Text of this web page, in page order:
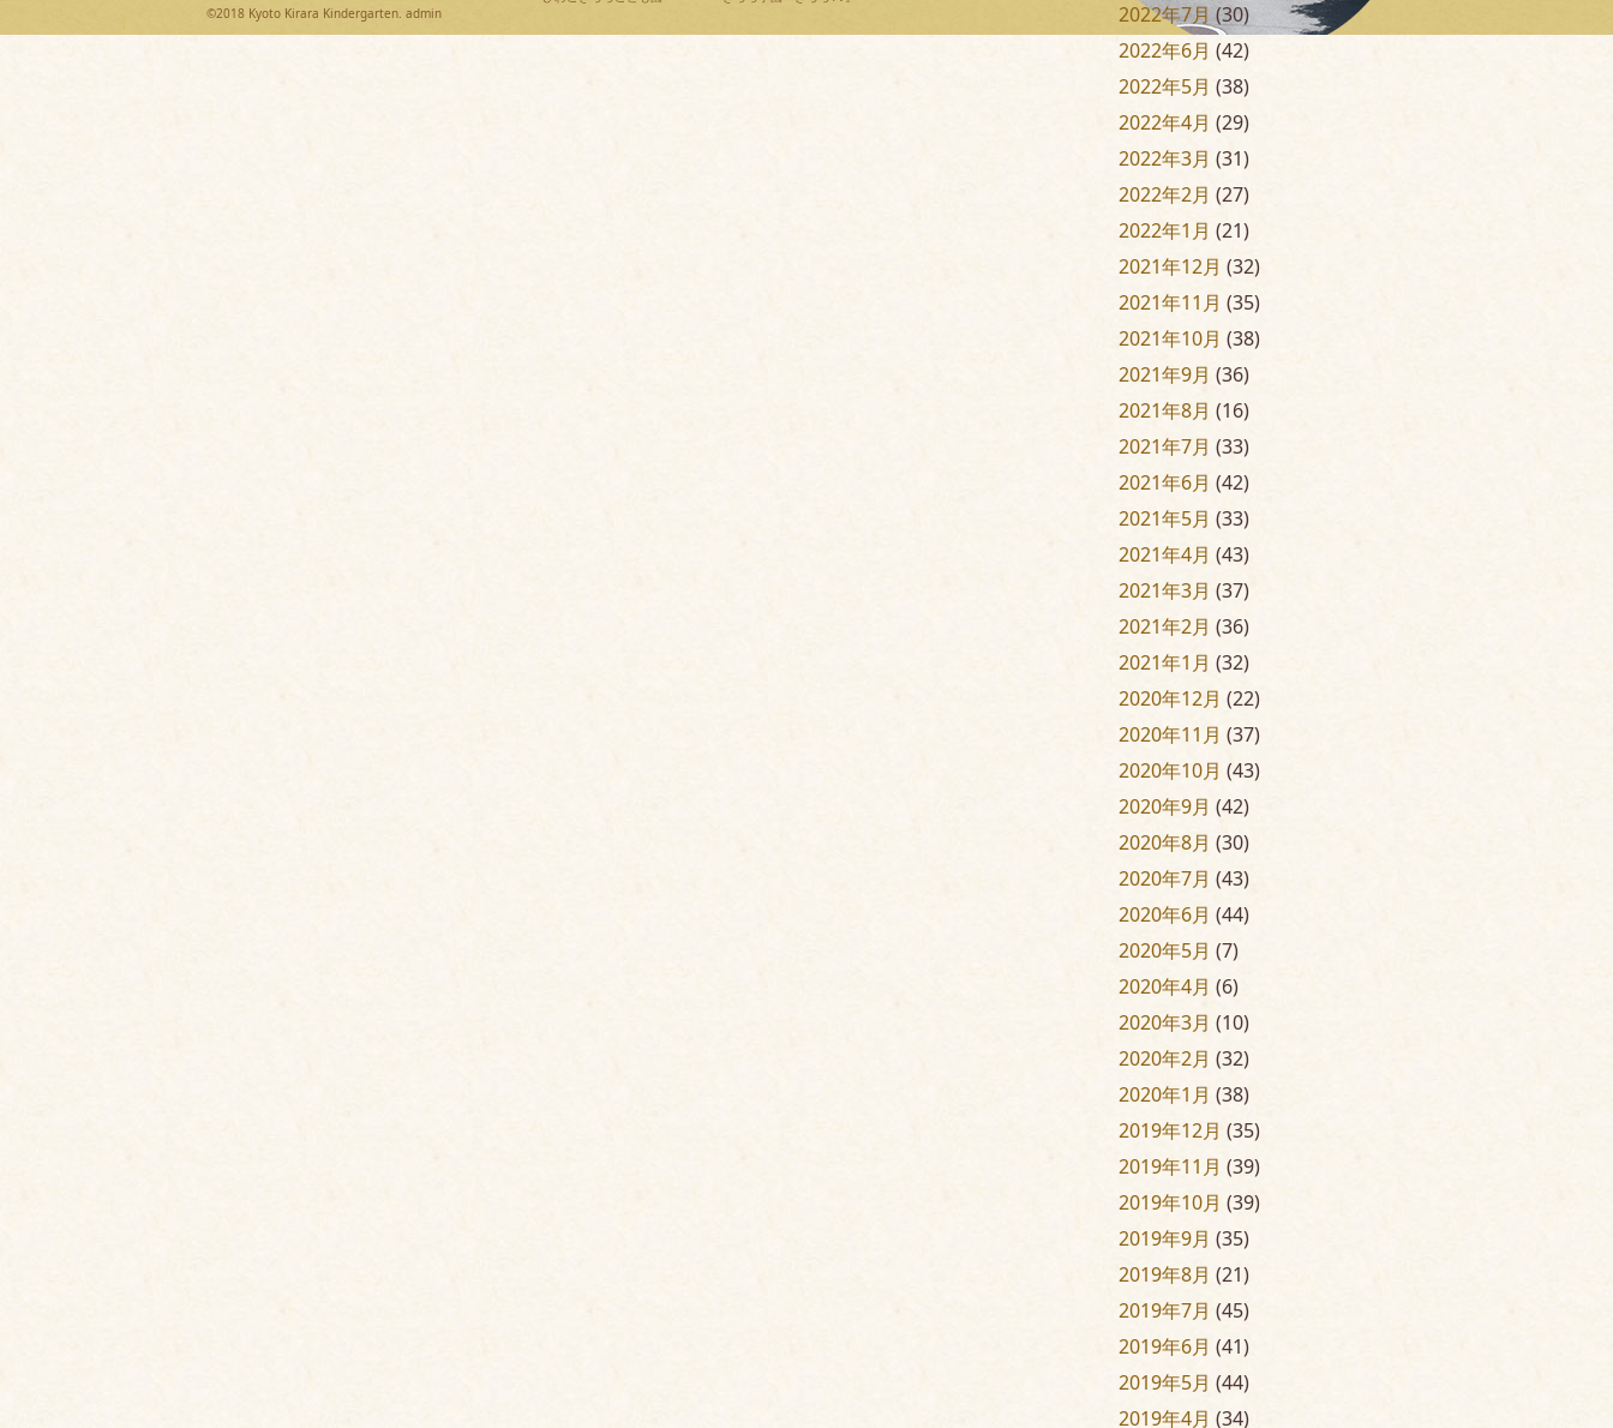
2022年7月 (30)
2022年6月 (42)
2022年5月 (38)
2022年4月 (29)
2022年3月 (31)
2022年2月 (27)
2022年1月 (21)
2021年12月 (32)
2021年11月 (35)
2021年10月 (38)
2021年9月 (36)
2021年8月 (16)
2021年7月 (33)
2021年6月 (42)
2021年5月 (33)
2021年4月 (43)
2021年3月 (37)
2021年2月 (36)
2021年1月 (32)
2020年12月 (22)
2020年11月 (37)
2020年10月 (43)
2020年9月 (42)
2020年8月 (30)
2020年7月 (43)
2020年6月 (44)
2020年5月 (7)
2020年4月 (6)
2020年3月 (10)
2020年2月 (32)
2020年1月 (38)
2019年12月 (35)
2019年11月 (39)
2019年10月 (39)
2019年9月 (35)
2019年8月 (21)
2019年7月 (45)
2019年6月 (41)
2019年5月 (44)
2019年4月 (34)
©2018 Kyoto Kirara Kindergarten. admin